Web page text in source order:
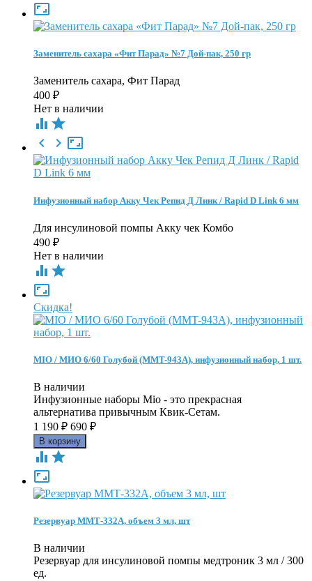

Заменитель сахара «Фит Парад» №7 Дой-пак, 250 гр
Заменитель сахара, Фит Парад
400 ₽
Нет в наличии
 

 
Инфузионный набор Акку Чек Репид Д Линк / Rapid D Link 6 мм
Для инсулиновой помпы Акку чек Комбо
490 ₽
Нет в наличии
 

Скидка!
MIO / МИО 6/60 Голубой (MMT-943А), инфузионный набор, 1 шт.
В наличии
Инфузионные наборы Мio - это прекрасная
альтернатива привычным Квик-Сетам.
1 190 ₽ 690 ₽
 

Резервуар ММТ-332А, объем 3 мл, шт
В наличии
Резервуар для инсулиновой помпы медтроник 3 мл / 300
ед.